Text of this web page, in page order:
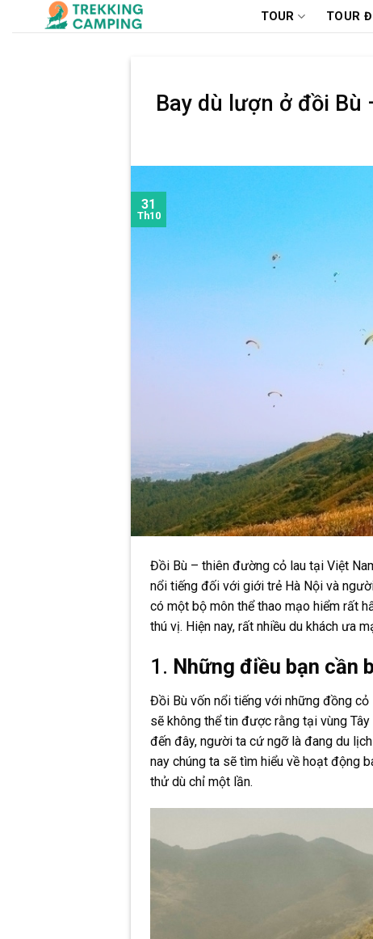
đến
TOUR TOUR
Bay dù lượn ở đồi
31
Th10
Đồi Bù – thiên đường cỏ lau tại Việt
nổi tiếng đối với giới trẻ Hà Nội và
có một bộ môn thể thao mạo hiểm rất
thú vị. Hiện nay, rất nhiều du khách ưa
1. Những điều bạn cần
Đồi Bù vốn nổi tiếng với những đồng cỏ
sẽ không thể tin được rằng tại vùng
đến đây, người ta cứ ngỡ là đang du
nay chúng ta sẽ tìm hiểu về hoạt động
thử dù chỉ một lần.